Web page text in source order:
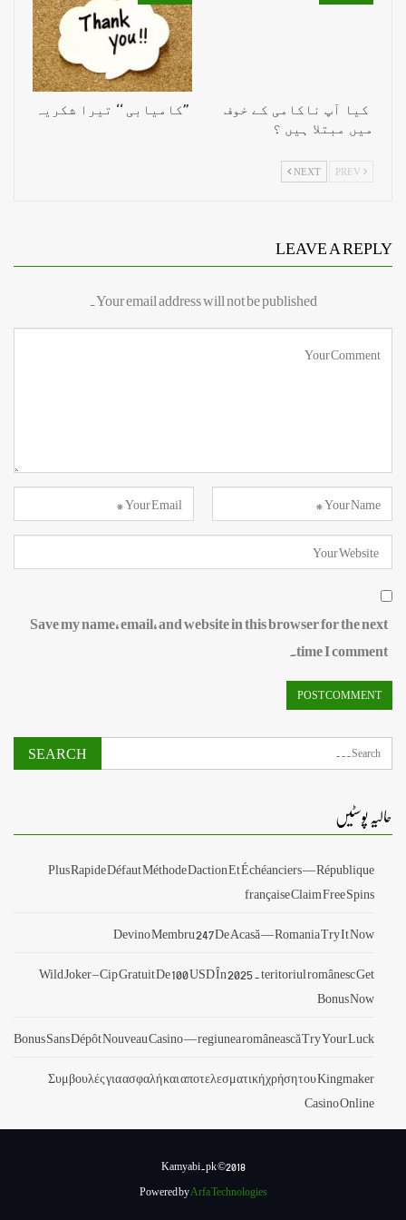
کیا آپ ناکامی کے خوف
میں مبتلا ہیں ؟
’’کامیابی ‘‘ تیرا شکریہ
NEXT
LEAVE A REPLY
Your email address will not be published.
Save my name, email, and website in this browser for the next
time I comment.
حالیہ پوسٹیں
Plus Rapide Défaut Méthode Daction Et Échéanciers — République
française Claim Free Spins
Devino Membru 247 De Acasă — Romania Try It Now
Wild Joker – Cip Gratuit De 100 USD În 2025 . teritoriul românesc Get
Bonus Now
Bonus Sans Dépôt Nouveau Casino — regiunea românească Try Your Luck
Συμβουλές για ασφαλή και αποτελεσματική χρήση του Kingmaker
Casino Online
Kamyabi.pk ©2018
Powered byArfa Technologies